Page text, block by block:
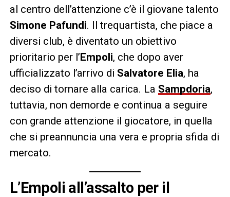
al centro dell’attenzione c’è il giovane talento
Simone Pafundi. Il trequartista, che piace a
diversi club, è diventato un obiettivo
prioritario per l’Empoli, che dopo aver
ufficializzato l’arrivo di Salvatore Elia, ha
deciso di tornare alla carica. La Sampdoria,
tuttavia, non demorde e continua a seguire
con grande attenzione il giocatore, in quella
che si preannuncia una vera e propria sfida di
mercato.
L’Empoli all’assalto per il